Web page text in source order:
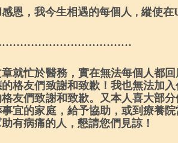
恩，我今生相遇的每個人 ， 縱使在
就忙於醫務，實在無法每個人都
格友們致謝和致歉！我也無法加
友們致謝和致歉。又本人喜大部
宜的家庭，給予協助，或到療養
有病痛的人，懇請您們見諒！